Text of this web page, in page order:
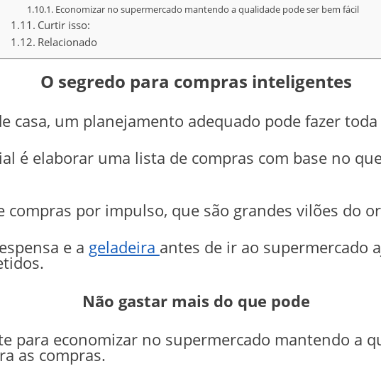
Economizar no supermercado mantendo a qualidade pode ser bem fácil
Curtir isso:
Relacionado
O segredo para compras inteligentes
casa, um planejamento adequado pode fazer
é elaborar uma lista de compras com base no
compras por impulso, que são grandes vilões do
e a geladeira antes de ir ao supermercado
Não gastar mais do que pode
para economizar no supermercado mantendo a
as compras.